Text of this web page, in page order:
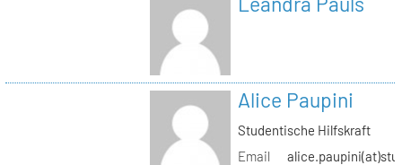
Alice Paupini
Studentische Hilfskraft
Email